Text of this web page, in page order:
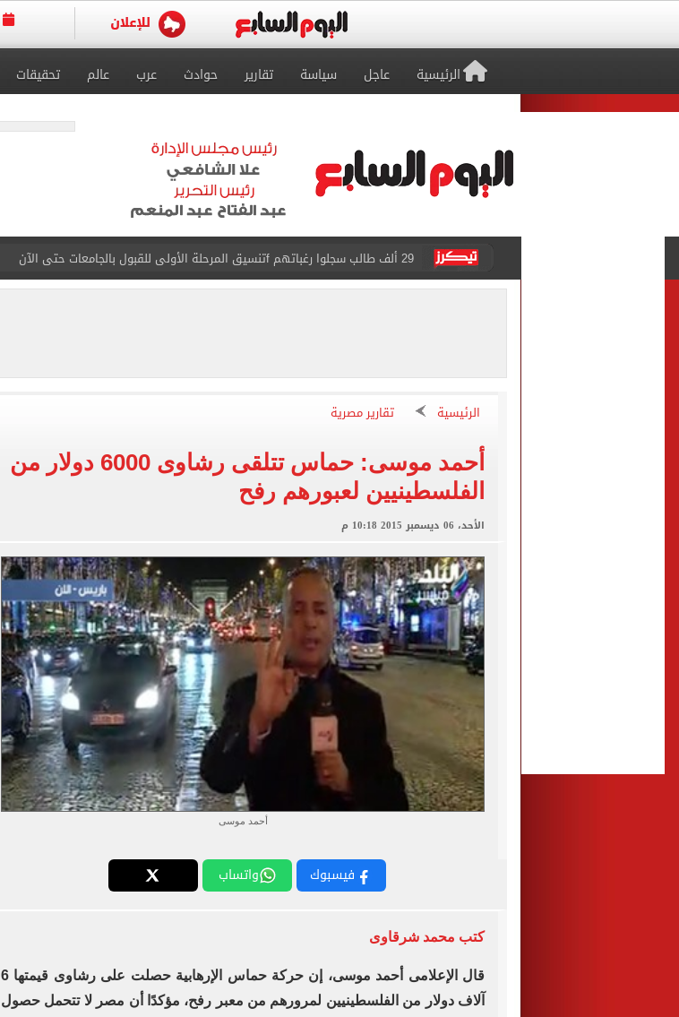
الرئيسية عاجل سياسة تقارير حوادث عرب عالم تحقيقات
29 ألف طالب سجلوا رغباتهم fتنسيق المرحلة الأولى للقبول بالجامعات حتى الآن
حفلات U Arena تنطلق مع الهضبة عمرو دياب ضمن «يلا ساحل 2026» بالعلمين الجديدة
«يلا ساحل 2026» يقدم نموذجا جديدا للتسويق السياحى عبر المحتوى التفاعلى
الرئيس السيسى يستقبل ملك البحرين بمطار العلمين الدولى.. صور
فوكس نيوز: مقتل عدة أشخاص في إطلاق نار بولاية نورث كارولينا
التموين والزراعة وجهاز مستقبل مصر يعلنون طرح السكر الحر بـ25 جنيها من الغد
البنك المركزى: ارتفاع الاحتياطى الأجنبى لـ 56.3 مليار دولار نهاية يوليو
الرئيسية تقارير مصرية
أحمد موسى: حماس تتلقى رشاوى 6000 دولار من
الفلسطينيين لعبورهم رفح
الأحد، 06 ديسمبر 2015 10:18 م
أحمد موسى
فيسبوك واتساب
كتب محمد شرقاوى
قال الإعلامى أحمد موسى، إن حركة حماس الإرهابية حصلت على رشاوى قيمتها 6
آلاف دولار من الفلسطينيين لمرورهم من معبر رفح، مؤكدًا أن مصر لا تتحمل حصول